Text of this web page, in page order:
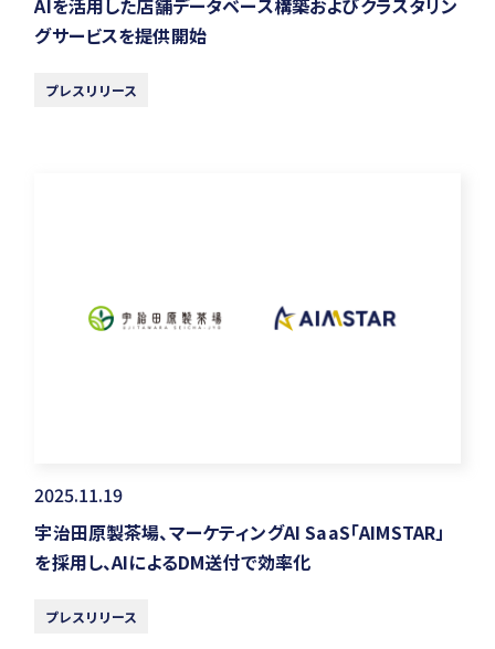
AIを活用した店舗データベース構築およびクラスタリン
グサービスを提供開始
プレスリリース
2025.11.19
宇治田原製茶場、マーケティングAI SaaS「AIMSTAR」
を採用し、AIによるDM送付で効率化
プレスリリース